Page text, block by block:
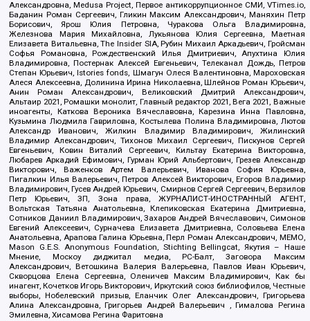
Александровна, Medusa Project, Первое антикоррупционное СМИ, VTimes.io,
Баданин Роман Сергеевич, Гликин Максим Александрович, Маняхин Петр
Борисович, Ярош Юлия Петровна, Чуракова Ольга Владимировна,
Железнова Мария Михайловна, Лукьянова Юлия Сергеевна, Маетная
Елизавета Витальевна, The Insider SIA, Рубин Михаил Аркадьевич, Гройсман
Софья Романовна, Рождественский Илья Дмитриевич, Апухтина Юлия
Владимировна, Постернак Алексей Евгеньевич, Телеканал Дождь, Петров
Степан Юрьевич, Istories fonds, Шмагун Олеся Валентиновна, Мароховская
Алеся Алексеевна, Долинина Ирина Николаевна, Шлейнов Роман Юрьевич,
Анин Роман Александрович, Великовский Дмитрий Александрович,
Альтаир 2021, Ромашки монолит, Главный редактор 2021, Вега 2021, Важные
иноагенты, Каткова Вероника Вячеславовна, Карезина Инна Павловна,
Кузьмина Людмила Гавриловна, Костылева Полина Владимировна, Лютов
Александр Иванович, Жилкин Владимир Владимирович, Жилинский
Владимир Александрович, Тихонов Михаил Сергеевич, Пискунов Сергей
Евгеньевич, Ковин Виталий Сергеевич, Кильтау Екатерина Викторовна,
Любарев Аркадий Ефимович, Гурман Юрий Альбертович, Грезев Александр
Викторович, Важенков Артем Валерьевич, Иванова София Юрьевна,
Пигалкин Илья Валерьевич, Петров Алексей Викторович, Егоров Владимир
Владимирович, Гусев Андрей Юрьевич, Смирнов Сергей Сергеевич, Верзилов
Петр Юрьевич, ЗП, Зона права, ЖУРНАЛИСТ-ИНОСТРАННЫЙ АГЕНТ,
Вольтская Татьяна Анатольевна, Клепиковская Екатерина Дмитриевна,
Сотников Даниил Владимирович, Захаров Андрей Вячеславович, Симонов
Евгений Алексеевич, Сурначева Елизавета Дмитриевна, Соловьева Елена
Анатольевна, Арапова Галина Юрьевна, Перл Роман Александрович, МЕМО,
Mason G.E.S. Anonymous Foundation, Stichting Bellingcat, Якутия – Наше
Мнение, Москоу диджитал медиа, РС-Балт, Заговора Максим
Александрович, Ветошкина Валерия Валерьевна, Павлов Иван Юрьевич,
Скворцова Елена Сергеевна, Оленичев Максим Владимирович, Как бы
инагент, Кочетков Игорь Викторович, Иркутский союз библиофилов, Честные
выборы, Нобелевский призыв, Еланчик Олег Александрович, Григорьева
Алина Александровна, Григорьев Андрей Валерьевич , Гималова Регина
Эмилевна, Хисамова Регина Фаритовна